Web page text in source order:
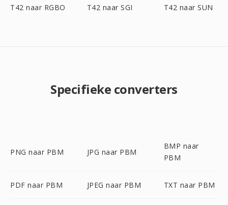
T42 naar RGBO T42 naar SGI T42 naar SUN
Specifieke converters
PNG naar PBM JPG naar PBM
BMP naar
PBM
PDF naar PBM JPEG naar PBM TXT naar PBM